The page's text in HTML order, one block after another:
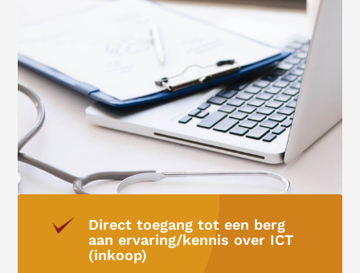
Direct toegang tot een berg
aan ervaring/kennis over ICT
(inkoop)